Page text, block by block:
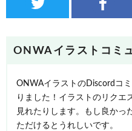
ONWAイラストコミ
ONWAイラストのDiscordコ
りました！イラストのリクエ
見れたりします。もし良かっ
ただけるとうれしいです。